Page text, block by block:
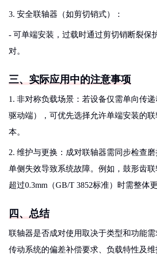
3. 安全联轴器（如剪切销式）：
- 可单端安装，过载时通过剪切销断裂保
对。
三、实际应用中的注意事项
1. 非对称负载场景：若设备仅需单向传
驱动端），可优先选择允许单端安装的
本。
2. 维护与更换：成对联轴器需同步检查
单侧失效导致系统故障。例如，鼓形齿
超过0.3mm（GB/T 3852标准）时需整体更
四、总结
联轴器是否成对使用取决于类型和功能
传动系统的偏差补偿要求、负载特性及